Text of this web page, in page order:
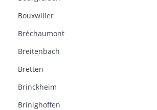
Bouxwiller
Bréchaumont
Breitenbach
Bretten
Brinckheim
Brinighoffen